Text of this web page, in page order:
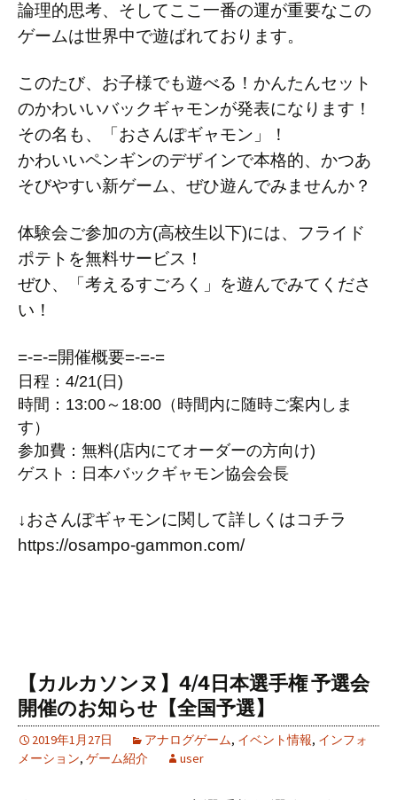
論理的思考、そしてここ一番の運が重要なこの
ゲームは世界中で遊ばれております。
このたび、お子様でも遊べる！かんたんセット
のかわいいバックギャモンが発表になります！
その名も、「おさんぽギャモン」！
かわいいペンギンのデザインで本格的、かつあ
そびやすい新ゲーム、ぜひ遊んでみませんか？
体験会ご参加の方(高校生以下)には、フライド
ポテトを無料サービス！
ぜひ、「考えるすごろく」を遊んでみてくださ
い！
=-=-=開催概要=-=-=
日程：4/21(日)
時間：13:00～18:00（時間内に随時ご案内しま
す）
参加費：無料(店内にてオーダーの方向け)
ゲスト： 日本バックギャモン協会会長
↓おさんぽギャモンに関して詳しくはコチラ
https://osampo-gammon.com/
【カルカソンヌ】4/4日本選手権 予選会
開催のお知らせ【全国予選】
2019年1月27日 アナログゲーム, イベント情報, インフォ
メーション, ゲーム紹介 user